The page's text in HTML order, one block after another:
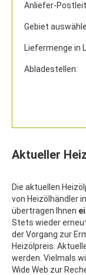
Anliefer-
Gebiet
Liefermenge in
Abladestellen:
Aktueller
Die aktuellen
von Heizölhändler
übertragen Ihnen
Stets wieder
der Vorgang zur
Heizölpreis.
werden. Vielmals
Wide Web zur